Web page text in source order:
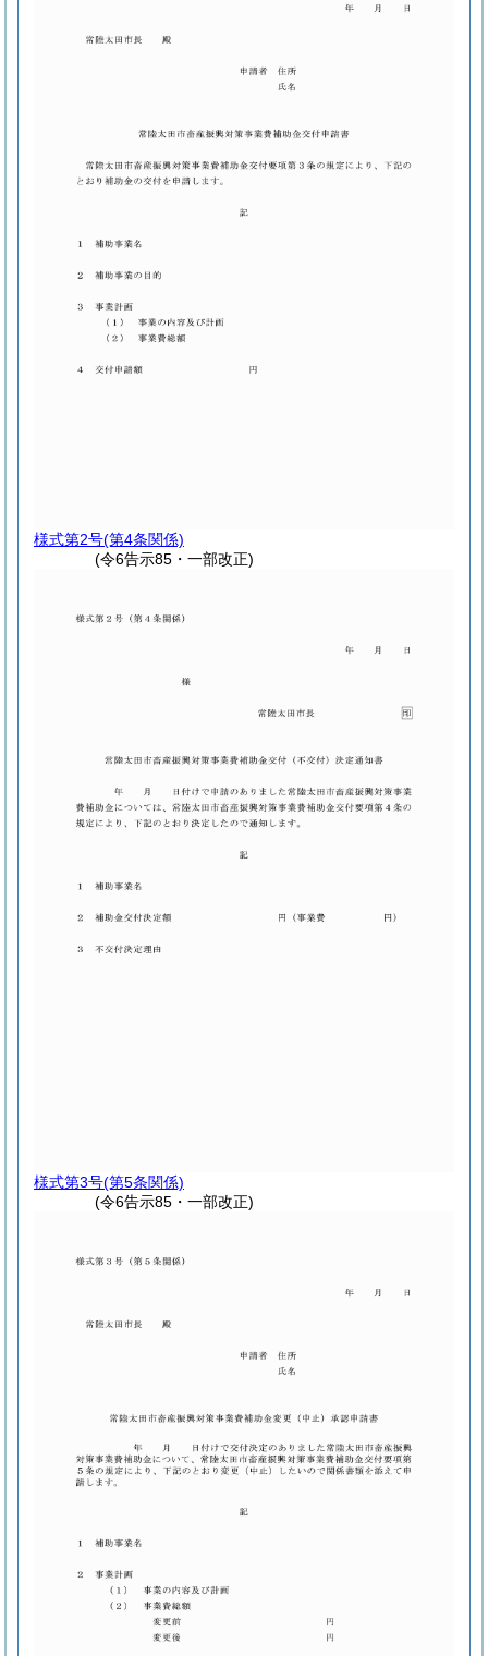
様式第2号(第4条関係)
(令6告示85・一部改正)
様式第3号(第5条関係)
(令6告示85・一部改正)